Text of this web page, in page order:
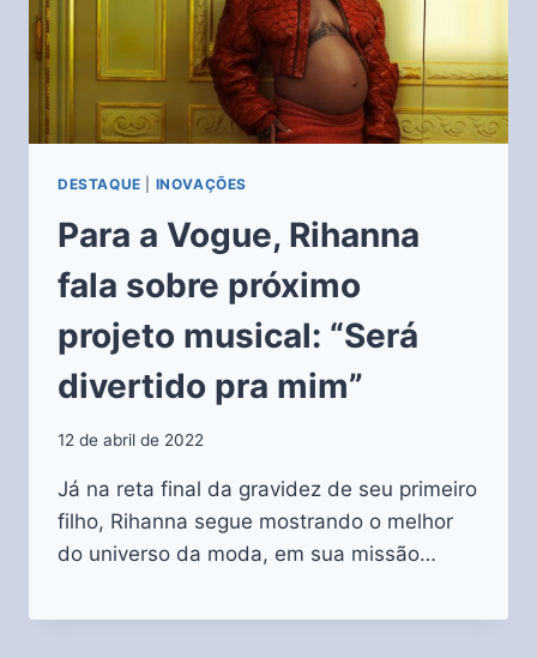
DESTAQUE INOVAÇÕES
Para a Vogue, Rihanna
fala sobre próximo
projeto musical: “Será
divertido pra mim”
12 de abril de 2022
Já na reta final da gravidez de seu primeiro
filho, Rihanna segue mostrando o melhor
do universo da moda, em sua missão…